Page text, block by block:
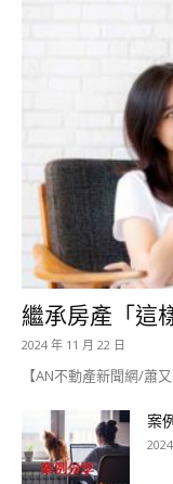
繼承房產「這
2024 年 11 月 22 日
【AN不動產新聞網/蕭
案